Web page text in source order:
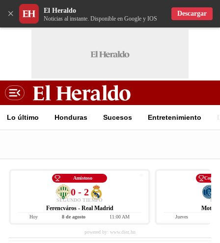
× El Heraldo
Noticias al instante. Disponible en Google y IOS
Descargar
Lo último Honduras Sucesos Entretenimiento
Amistoso
0 - 2
SEGUNDO TIEMPO
Ferencváros - Real Madrid
Hoy 8 de agosto 11:00 AM
Copa
Jueves